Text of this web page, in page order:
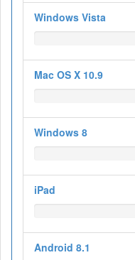
Windows Vista
Mac OS X 10.9
Windows 8
iPad
Android 8.1